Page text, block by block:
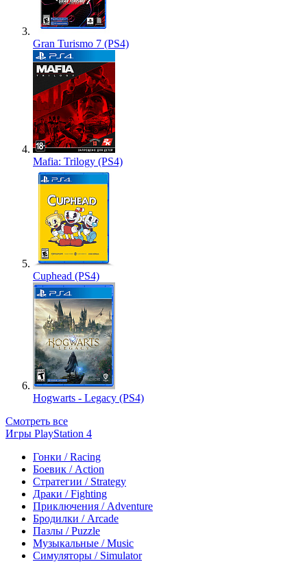
Gran Turismo 7 (PS4)
Mafia: Trilogy (PS4)
Cuphead (PS4)
Hogwarts - Legacy (PS4)
Смотреть все
Игры PlayStation 4
Гонки / Racing
Боевик / Action
Стратегии / Strategy
Драки / Fighting
Приключения / Adventure
Бродилки / Arcade
Пазлы / Puzzle
Музыкальные / Music
Симуляторы / Simulator